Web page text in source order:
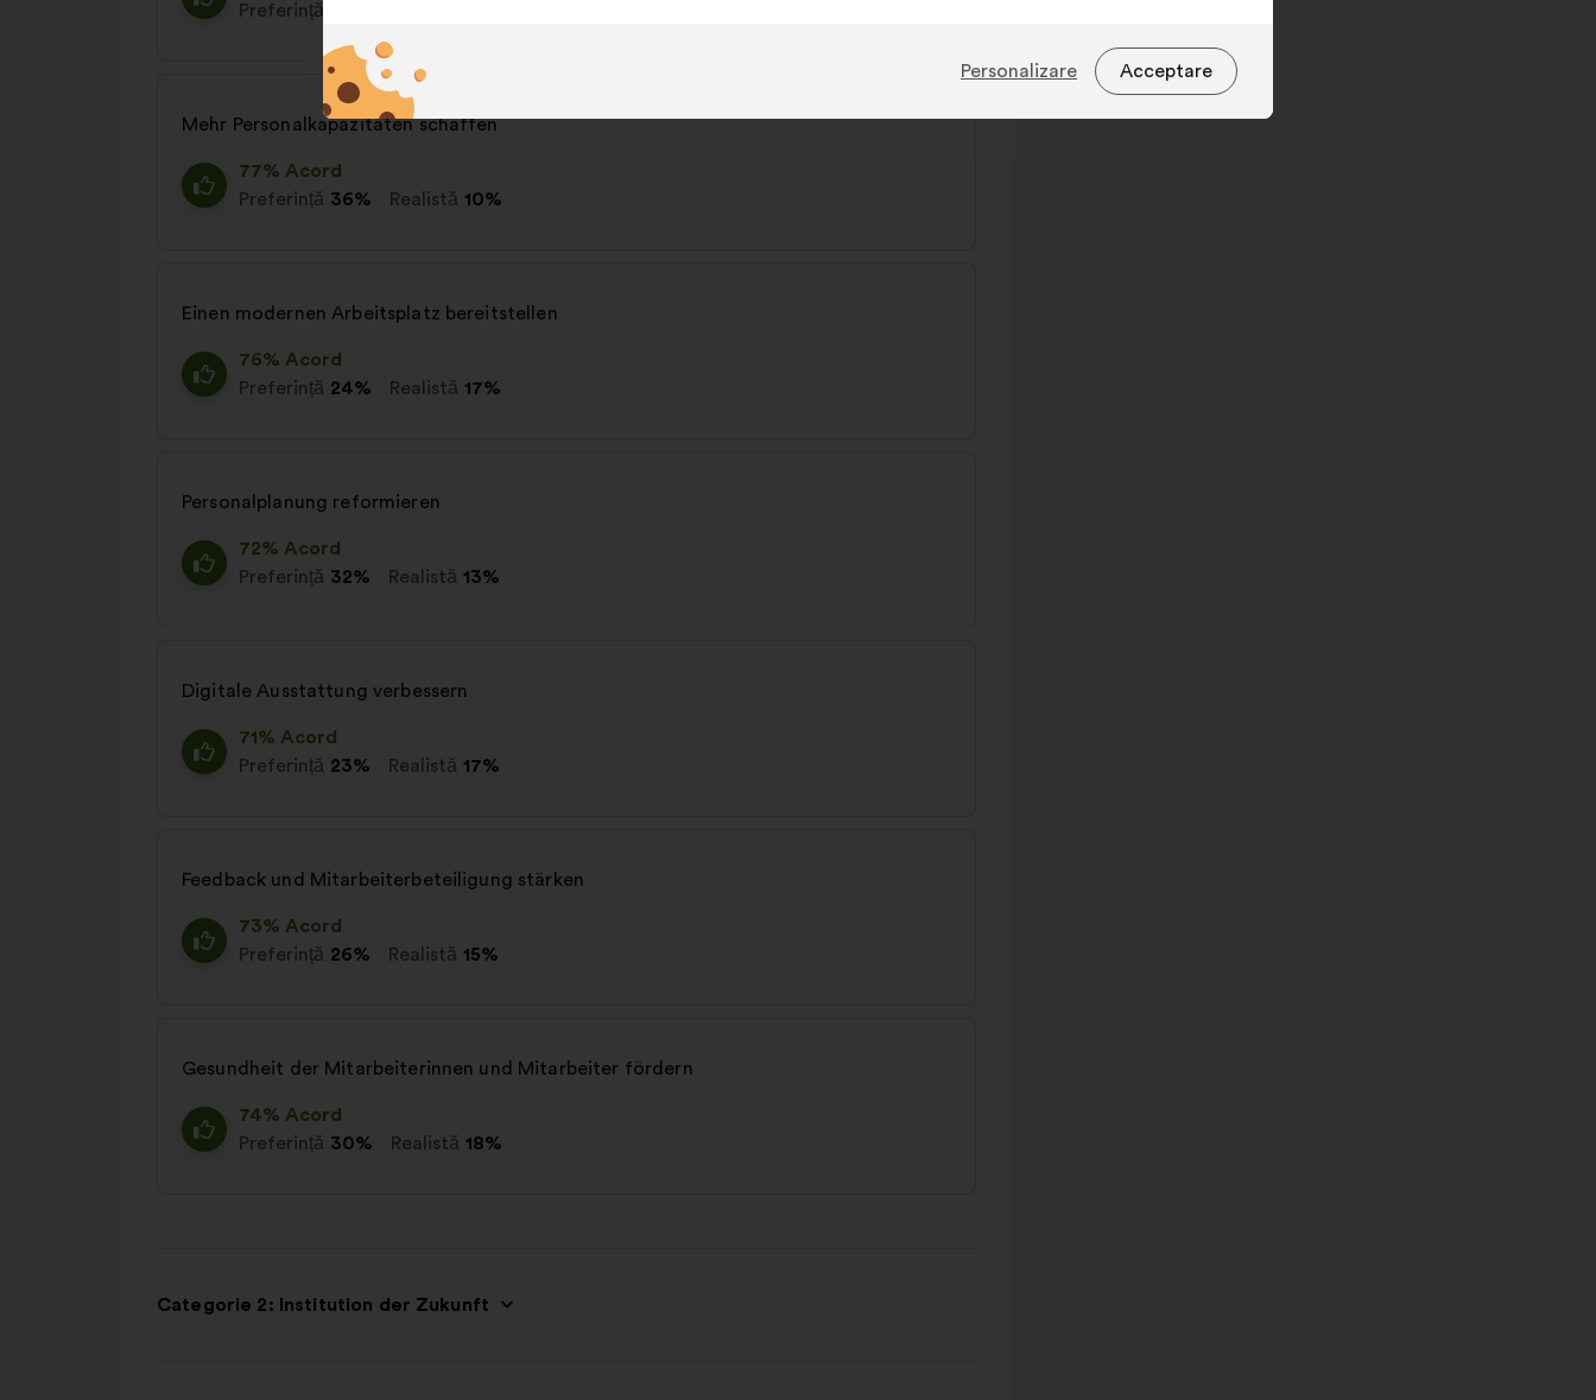
Preferință
Mehr Personalkapazitäten schaffen
77% Acord
Preferință 36% Realistă 10%
Einen modernen Arbeitsplatz bereitstellen
76% Acord
Preferință 24% Realistă 17%
Personalplanung reformieren
72% Acord
Preferință 32% Realistă 13%
Digitale Ausstattung verbessern
71% Acord
Preferință 23% Realistă 17%
Feedback und Mitarbeiterbeteiligung stärken
73% Acord
Preferință 26% Realistă 15%
Gesundheit der Mitarbeiterinnen und Mitarbeiter fördern
74% Acord
Preferință 30% Realistă 18%
Categorie 2: Institution der Zukunft
Acceptare
Personalizare